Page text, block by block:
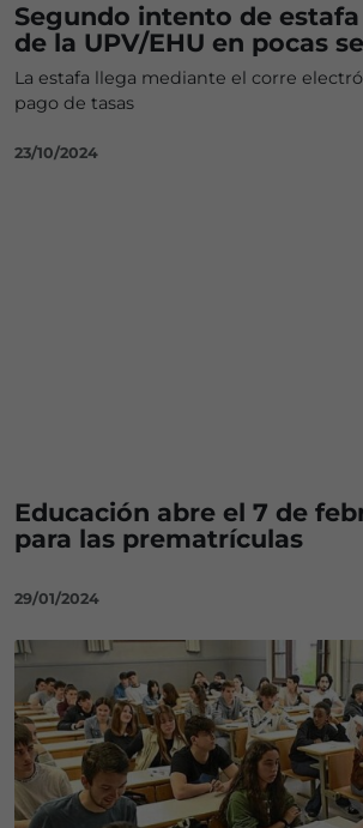
Segundo intento de
de la UPV/EHU en pocas
La estafa llega mediante el corre
pago de tasas
23/10/2024
Educación abre el 7 de
para las prematrículas
29/01/2024